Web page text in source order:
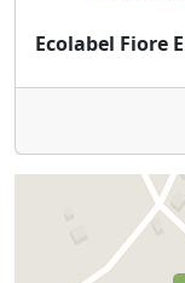
Ecolabel Fiore